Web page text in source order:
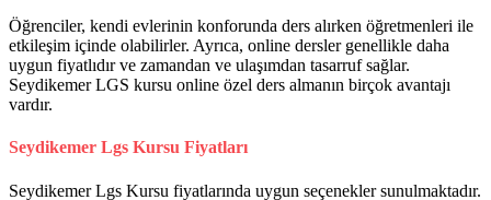
Öğrenciler, kendi evlerinin konforunda ders alırken öğretmenleri ile
etkileşim içinde olabilirler. Ayrıca, online dersler genellikle daha
uygun fiyatlıdır ve zamandan ve ulaşımdan tasarruf sağlar.
Seydikemer LGS kursu online özel ders almanın birçok avantajı
vardır.
Seydikemer Lgs Kursu Fiyatları
Seydikemer Lgs Kursu fiyatlarında uygun seçenekler sunulmaktadır.